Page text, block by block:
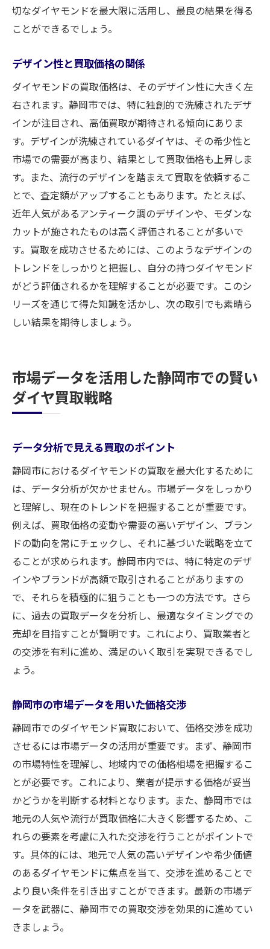
切なダイヤモンドを最大限に活用し、最良の結果を得る
ことができるでしょう。
デザイン性と買取価格の関係
ダイヤモンドの買取価格は、そのデザイン性に大きく左
右されます。静岡市では、特に独創的で洗練されたデザ
インが注目され、高価買取が期待される傾向にありま
す。デザインが洗練されているダイヤは、その希少性と
市場での需要が高まり、結果として買取価格も上昇しま
す。また、流行のデザインを踏まえて買取を依頼するこ
とで、査定額がアップすることもあります。たとえば、
近年人気があるアンティーク調のデザインや、モダンな
カットが施されたものは高く評価されることが多いで
す。買取を成功させるためには、このようなデザインの
トレンドをしっかりと把握し、自分の持つダイヤモンド
がどう評価されるかを理解することが必要です。このシ
リーズを通じて得た知識を活かし、次の取引でも素晴ら
しい結果を期待しましょう。
市場データを活用した静岡市での賢い
ダイヤ買取戦略
データ分析で見える買取のポイント
静岡市におけるダイヤモンドの買取を最大化するために
は、データ分析が欠かせません。市場データをしっかり
と理解し、現在のトレンドを把握することが重要です。
例えば、買取価格の変動や需要の高いデザイン、ブラン
ドの動向を常にチェックし、それに基づいた戦略を立て
ることが求められます。静岡市内では、特に特定のデザ
インやブランドが高額で取引されることがありますの
で、それらを積極的に狙うことも一つの方法です。さら
に、過去の買取データを分析し、最適なタイミングでの
売却を目指すことが賢明です。これにより、買取業者と
の交渉を有利に進め、満足のいく取引を実現できるでし
ょう。
静岡市の市場データを用いた価格交渉
静岡市でのダイヤモンド買取において、価格交渉を成功
させるには市場データの活用が重要です。まず、静岡市
の市場特性を理解し、地域内での価格相場を把握するこ
とが必要です。これにより、業者が提示する価格が妥当
かどうかを判断する材料となります。また、静岡市では
地元の人気や流行が買取価格に大きく影響するため、こ
れらの要素を考慮に入れた交渉を行うことがポイントで
す。具体的には、地元で人気の高いデザインや希少価値
のあるダイヤモンドに焦点を当て、交渉を進めることで
より良い条件を引き出すことができます。最新の市場デ
ータを武器に、静岡市での買取交渉を効果的に進めてい
きましょう。